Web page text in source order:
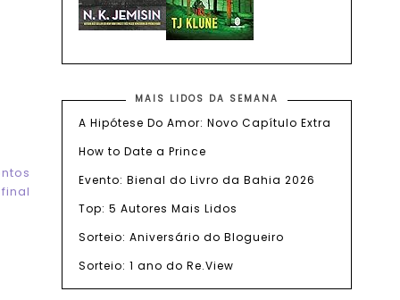
MAIS LIDOS DA SEMANA
A Hipótese Do Amor: Novo Capítulo Extra
How to Date a Prince
Evento: Bienal do Livro da Bahia 2026
Top: 5 Autores Mais Lidos
Sorteio: Aniversário do Blogueiro
Sorteio: 1 ano do Re.View